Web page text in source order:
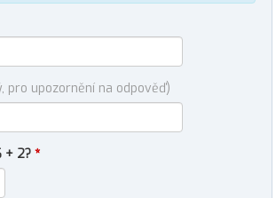
pro upozornění na odpověď)
+ 2? *